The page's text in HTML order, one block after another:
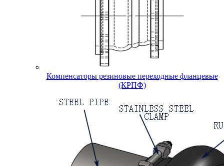
Компенсаторы резиновые переходные фланцевые
(КРПФ)